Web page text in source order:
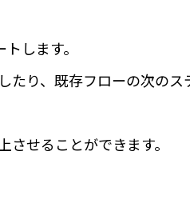
します。
たり、既存フローの次のス
せることができます。